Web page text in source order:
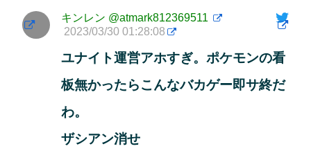
キンレン @atmark812369511
2023/03/30 01:28:08
ユナイト運営アホすぎ。ポケモンの看
板無かったらこんなバカゲー即サ終だ
わ。
ザシアン消せ